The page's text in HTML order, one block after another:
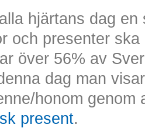
hjärtans dag
och presenter
över 56% av
dag man
honom genom
present.